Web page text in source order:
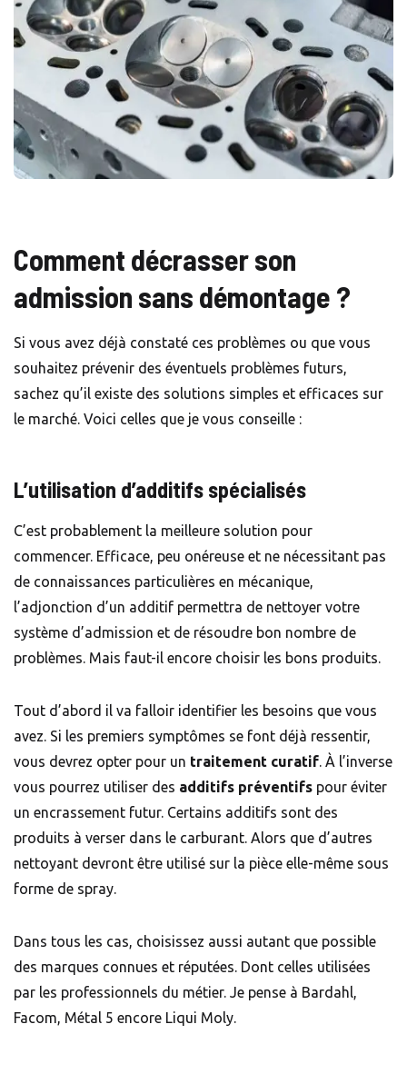
Comment décrasser son
admission sans démontage ?
Si vous avez déjà constaté ces problèmes ou que vous
souhaitez prévenir des éventuels problèmes futurs,
sachez qu’il existe des solutions simples et efficaces sur
le marché. Voici celles que je vous conseille :
L’utilisation d’additifs spécialisés
C’est probablement la meilleure solution pour
commencer. Efficace, peu onéreuse et ne nécessitant pas
de connaissances particulières en mécanique,
l’adjonction d’un additif permettra de nettoyer votre
système d’admission et de résoudre bon nombre de
problèmes. Mais faut-il encore choisir les bons produits.
Tout d’abord il va falloir identifier les besoins que vous
avez. Si les premiers symptômes se font déjà ressentir,
vous devrez opter pour un traitement curatif. À l’inverse
vous pourrez utiliser des additifs préventifs pour éviter
un encrassement futur. Certains additifs sont des
produits à verser dans le carburant. Alors que d’autres
nettoyant devront être utilisé sur la pièce elle-même sous
forme de spray.
Dans tous les cas, choisissez aussi autant que possible
des marques connues et réputées. Dont celles utilisées
par les professionnels du métier. Je pense à Bardahl,
Facom, Métal 5 encore Liqui Moly.